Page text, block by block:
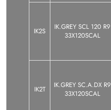
IK2S
IK.GREY SCL 120 R9
33X120SCAL
IK2T
IK.GREY SC.A.DX R9
33X120SCAL